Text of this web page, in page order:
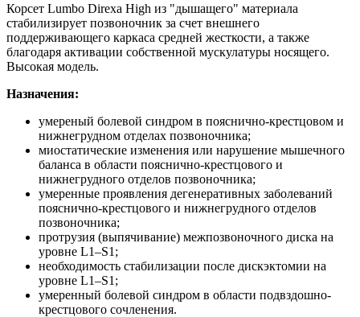
Корсет Lumbo Direxa High из "дышащего" материала
стабилизирует позвоночник за счет внешнего
поддерживающего каркаса средней жесткости, а также
благодаря активации собственной мускулатуры носящего.
Высокая модель.
Назначения:
умереный болевой синдром в пояснично-крестцовом и
нижнегрудном отделах позвоночника;
миостатические изменения или нарушение мышечного
баланса в области пояснично-крестцового и
нижнегрудного отделов позвоночника;
умеренные проявления дегенеративных заболеваний
пояснично-крестцового и нижнегрудного отделов
позвоночника;
протрузия (выпячивание) межпозвоночного диска на
уровне L1–S1;
необходимость стабилизации после дискэктомии на
уровне L1–S1;
умеренный болевой синдром в области подвздошно-
крестцового сочленения.